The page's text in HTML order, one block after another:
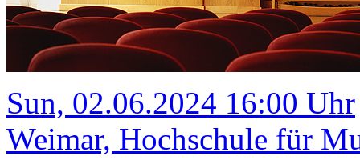
Sun, 02.06.2024 16:00 Uhr
Weimar, Hochschule für